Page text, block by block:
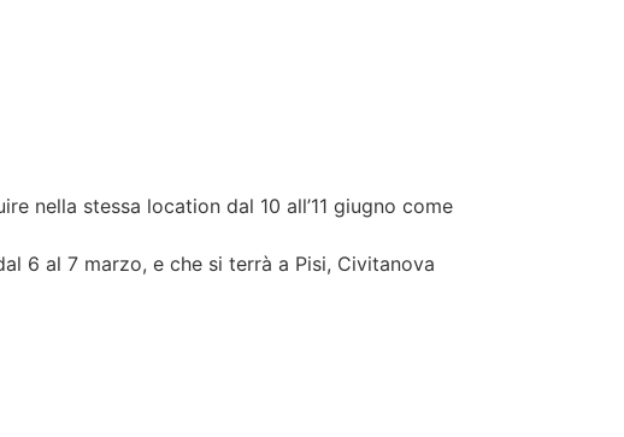
nella stessa location dal 10 all’11 giugno come
6 al 7 marzo, e che si terrà a Pisi, Civitanova